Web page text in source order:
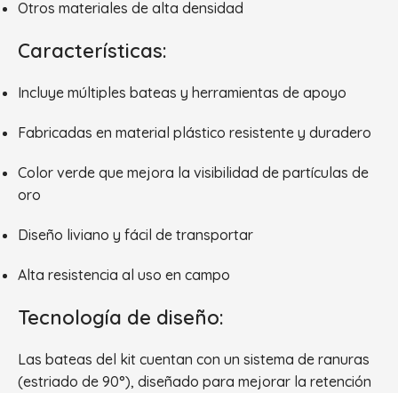
Otros materiales de alta densidad
Características:
Incluye múltiples bateas y herramientas de apoyo
Fabricadas en material plástico resistente y duradero
Color verde que mejora la visibilidad de partículas de
oro
Diseño liviano y fácil de transportar
Alta resistencia al uso en campo
Tecnología de diseño:
Las bateas del kit cuentan con un sistema de ranuras
(estriado de 90°), diseñado para mejorar la retención